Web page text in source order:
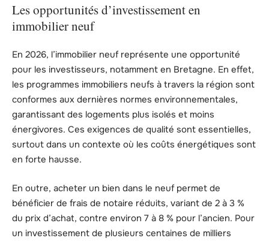
Les opportunités d’investissement en
immobilier neuf
En 2026, l’immobilier neuf représente une opportunité
pour les investisseurs, notamment en Bretagne. En effet,
les programmes immobiliers neufs à travers la région sont
conformes aux dernières normes environnementales,
garantissant des logements plus isolés et moins
énergivores. Ces exigences de qualité sont essentielles,
surtout dans un contexte où les coûts énergétiques sont
en forte hausse.
En outre, acheter un bien dans le neuf permet de
bénéficier de frais de notaire réduits, variant de 2 à 3 %
du prix d’achat, contre environ 7 à 8 % pour l’ancien. Pour
un investissement de plusieurs centaines de milliers